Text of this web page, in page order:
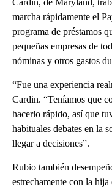
Cardin, de Maryland,
marcha rápidamente el
programa de préstamos
pequeñas empresas de
nóminas y otros gastos
“Fue una experiencia
Cardin. “Teníamos que
hacerlo rápido, así que
habituales debates en la
llegar a decisiones”.
Rubio también
estrechamente con la